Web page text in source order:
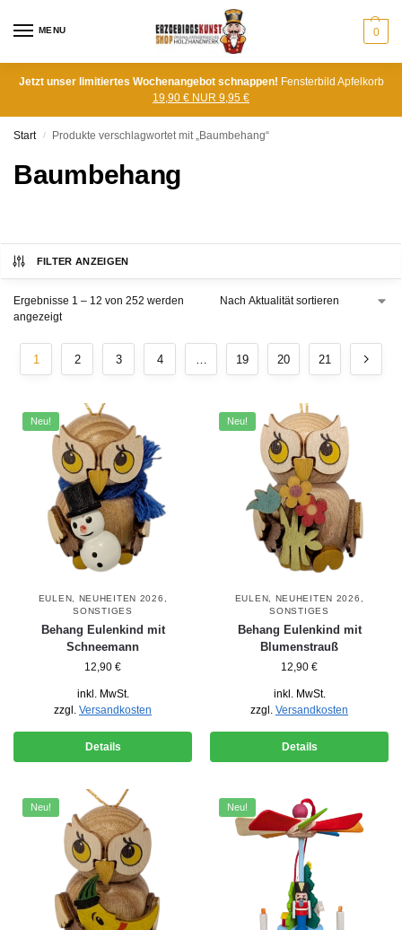
MENU 0
Jetzt unser limitiertes Wochenangebot schnappen! Fensterbild Apfelkorb
19,90 € NUR 9,95 €
Start / Produkte verschlagwortet mit „Baumbehang“
Baumbehang
FILTER ANZEIGEN
Ergebnisse 1 – 12 von 252 werden
angezeigt
1 2 3 4 … 19 20 21
Neu!
EULEN NEUHEITEN 2026
SONSTIGES
Behang Eulenkind mit
Schneemann
12,90 €
inkl. MwSt.
zzgl. Versandkosten
Details
Neu!
EULEN NEUHEITEN 2026
SONSTIGES
Behang Eulenkind mit
Blumenstrauß
12,90 €
inkl. MwSt.
zzgl. Versandkosten
Details
Neu! Neu!